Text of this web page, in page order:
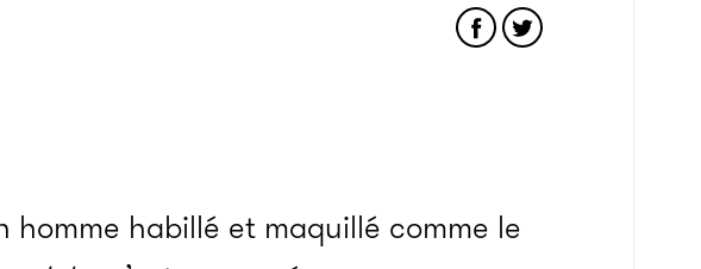
homme habillé et maquillé comme le